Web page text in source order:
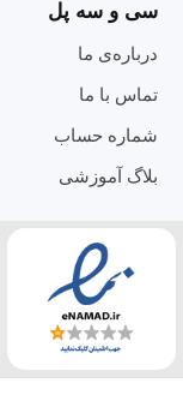
سی و سه پل
درباره‌ی ما
تماس با ما
شماره حساب
بلاگ آموزشی